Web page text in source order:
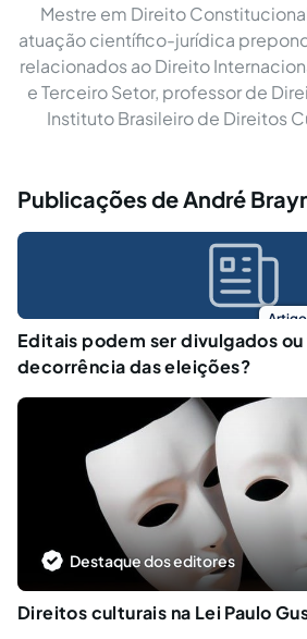
Mestre em Direito
atuação científico-jurídica
relacionados ao Direito
e Terceiro Setor, professor de
Instituto Brasileiro de Direitos
Publicações de André
Artigo
Editais podem ser divulgados ou
decorrência das eleições?
Destaque dos editores
Direitos culturais na Lei Paulo